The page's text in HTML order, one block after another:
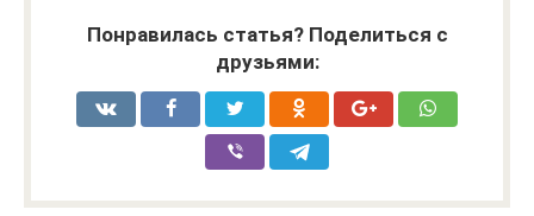
Понравилась статья? Поделиться с
друзьями: